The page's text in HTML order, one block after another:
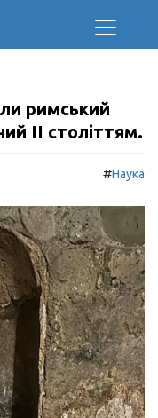
римський
II століттям.
#Наука